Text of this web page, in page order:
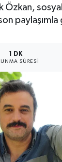
Özkan,
1 DK
SÜRESI